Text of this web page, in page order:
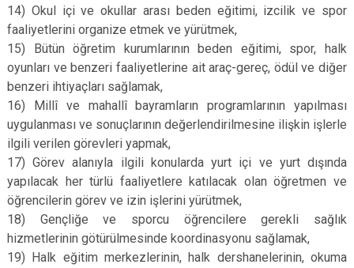
14) Okul içi ve okullar arası beden eğitimi, izcilik ve spor
faaliyetlerini organize etmek ve yürütmek,
15) Bütün öğretim kurumlarının beden eğitimi, spor, halk
oyunları ve benzeri faaliyetlerine ait araç-gereç, ödül ve diğer
benzeri ihtiyaçları sağlamak,
16) Millî ve mahallî bayramların programlarının yapılması
uygulanması ve sonuçlarının değerlendirilmesine ilişkin işlerle
ilgili verilen görevleri yapmak,
17) Görev alanıyla ilgili konularda yurt içi ve yurt dışında
yapılacak her türlü faaliyetlere katılacak olan öğretmen ve
öğrencilerin görev ve izin işlerini yürütmek,
18) Gençliğe ve sporcu öğrencilere gerekli sağlık
hizmetlerinin götürülmesinde koordinasyonu sağlamak,
19) Halk eğitim merkezlerinin, halk dershanelerinin, okuma